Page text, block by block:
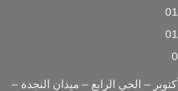
– الحي الرابع – ميدان النجدة –